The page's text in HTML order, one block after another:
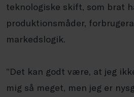
teknologiske skift, som brat
produktionsmåder,
markedslogik.
”Det kan godt være, at jeg
mig så meget, men jeg er